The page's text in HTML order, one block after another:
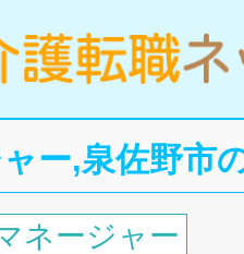
ー,泉佐野市
ネージャー